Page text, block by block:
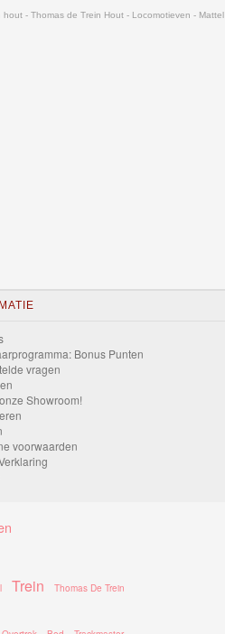
- Thomas de Trein Hout - Locomotieven - Mattel
Bonus Punten
vragen
Showroom!
voorwaarden
Trein Thomas De Trein